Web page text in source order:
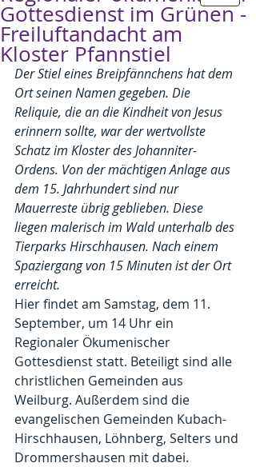
Gottesdienst im Grünen -
Freiluftandacht am
Kloster Pfannstiel
Der Stiel eines Breipfännchens hat dem
Ort seinen Namen gegeben. Die
Reliquie, die an die Kindheit von Jesus
erinnern sollte, war der wertvollste
Schatz im Kloster des Johanniter-
Ordens. Von der mächtigen Anlage aus
dem 15. Jahrhundert sind nur
Mauerreste übrig geblieben. Diese
liegen malerisch im Wald unterhalb des
Tierparks Hirschhausen. Nach einem
Spaziergang von 15 Minuten ist der Ort
erreicht.
Hier findet am Samstag, dem 11.
September, um 14 Uhr ein
Regionaler Ökumenischer
Gottesdienst statt. Beteiligt sind alle
christlichen Gemeinden aus
Weilburg. Außerdem sind die
evangelischen Gemeinden Kubach-
Hirschhausen, Löhnberg, Selters und
Drommershausen mit dabei.